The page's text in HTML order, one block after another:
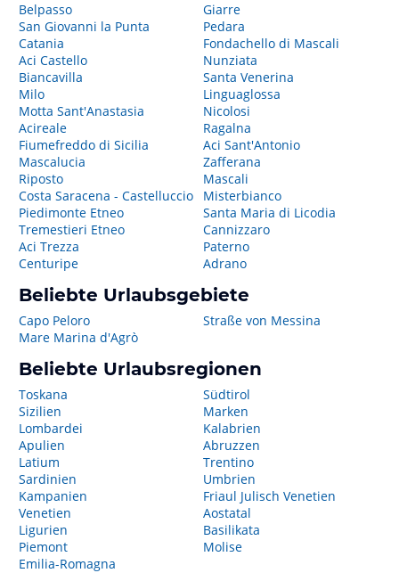
Belpasso
San Giovanni la Punta
Catania
Aci Castello
Biancavilla
Milo
Motta Sant'Anastasia
Acireale
Fiumefreddo di Sicilia
Mascalucia
Riposto
Costa Saracena - Castelluccio
Piedimonte Etneo
Tremestieri Etneo
Aci Trezza
Centuripe
Giarre
Pedara
Fondachello di Mascali
Nunziata
Santa Venerina
Linguaglossa
Nicolosi
Ragalna
Aci Sant'Antonio
Zafferana
Mascali
Misterbianco
Santa Maria di Licodia
Cannizzaro
Paterno
Adrano
Beliebte Urlaubsgebiete
Capo Peloro
Mare Marina d'Agrò
Straße von Messina
Beliebte Urlaubsregionen
Toskana
Sizilien
Lombardei
Apulien
Latium
Sardinien
Kampanien
Venetien
Ligurien
Piemont
Emilia-Romagna
Südtirol
Marken
Kalabrien
Abruzzen
Trentino
Umbrien
Friaul Julisch Venetien
Aostatal
Basilikata
Molise